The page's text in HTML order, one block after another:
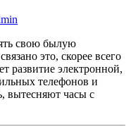
свою былую
это, скорее всего
развитие электронной,
телефонов и
вытесняют часы с